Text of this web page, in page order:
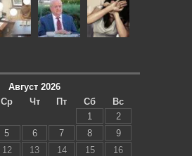
Август 2026
Ср Чт Пт Сб
Вс
1
2
5 6 7 8
9
12 13 14 15
16